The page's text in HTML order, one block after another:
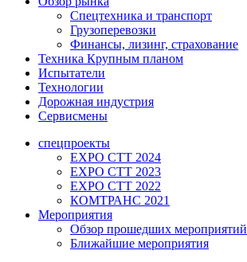
Спецтехника и транспорт
Грузоперевозки
Финансы, лизинг, страхование
Техника Крупным планом
Испытатели
Технологии
Дорожная индустрия
Сервисмены
спецпроекты
EXPO CTT 2024
EXPO CTT 2023
EXPO CTT 2022
КОМТРАНС 2021
Мероприятия
Обзор прошедших мероприятий
Ближайшие мероприятия